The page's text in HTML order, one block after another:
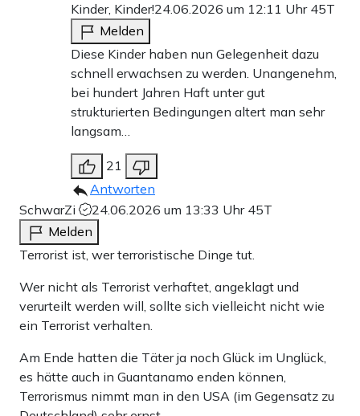
Kinder, Kinder!24.06.2026 um 12:11 Uhr 45T
Melden
Diese Kinder haben nun Gelegenheit dazu
schnell erwachsen zu werden. Unangenehm,
bei hundert Jahren Haft unter gut
strukturierten Bedingungen altert man sehr
langsam…
21
Antworten
SchwarZi
24.06.2026 um 13:33 Uhr 45T
Melden
Terrorist ist, wer terroristische Dinge tut.
Wer nicht als Terrorist verhaftet, angeklagt und
verurteilt werden will, sollte sich vielleicht nicht wie
ein Terrorist verhalten.
Am Ende hatten die Täter ja noch Glück im Unglück,
es hätte auch in Guantanamo enden können,
Terrorismus nimmt man in den USA (im Gegensatz zu